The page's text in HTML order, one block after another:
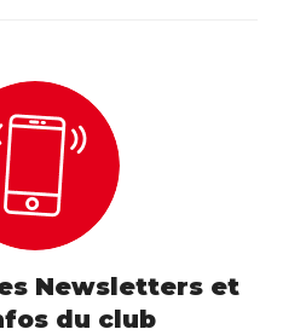
Newsletters et
du club